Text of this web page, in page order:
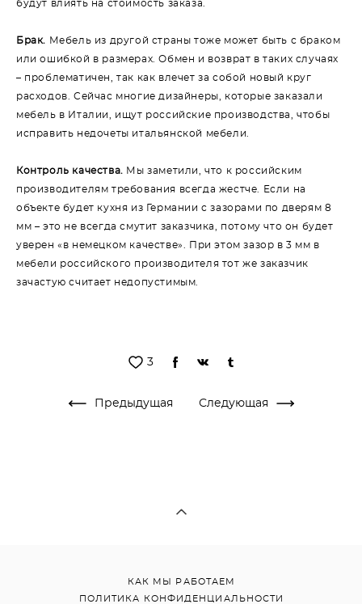
будут влиять на стоимость заказа.
Брак. Мебель из другой страны тоже может быть с браком
или ошибкой в размерах. Обмен и возврат в таких случаях
– проблематичен, так как влечет за собой новый круг
расходов. Сейчас многие дизайнеры, которые заказали
мебель в Италии, ищут российские производства, чтобы
исправить недочеты итальянской мебели.
Контроль качества. Мы заметили, что к российским
производителям требования всегда жестче. Если на
объекте будет кухня из Германии с зазорами по дверям 8
мм – это не всегда смутит заказчика, потому что он будет
уверен «в немецком качестве». При этом зазор в 3 мм в
мебели российского производителя тот же заказчик
зачастую считает недопустимым.
3
Предыдущая Следующая
КАК МЫ РАБОТАЕМ
ПОЛИТИКА КОНФИДЕНЦИАЛЬНОСТИ